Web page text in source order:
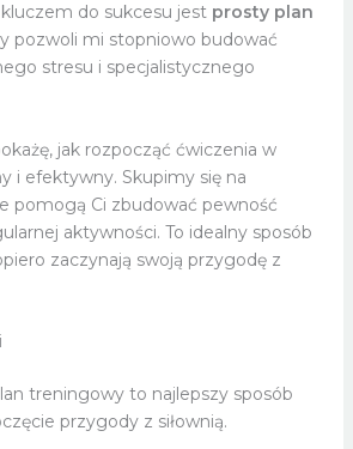
do sukcesu jest prosty plan
pozwoli mi stopniowo budować
stresu i specjalistycznego
jak rozpocząć ćwiczenia w
i efektywny. Skupimy się na
pomogą Ci zbudować pewność
aktywności. To idealny sposób
zaczynają swoją przygodę z
treningowy to najlepszy sposób
przygody z siłownią.